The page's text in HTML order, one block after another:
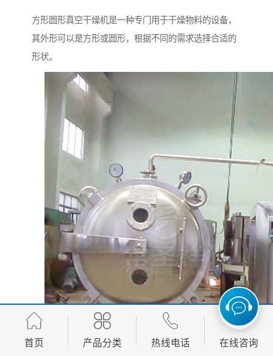
方形圆形真空干燥机是一种专门用于干燥物料的设备，
其外形可以是方形或圆形，根据不同的需求选择合适的
形状。
首页 产品分类 热线电话 在线咨询